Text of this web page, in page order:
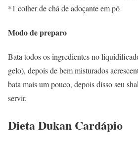
*1 colher de chá de adoçante em pó
Modo de preparo
Bata todos os ingredientes no
gelo), depois de bem misturados
bata mais um pouco, depois disso seu
servir.
Dieta Dukan Cardápio